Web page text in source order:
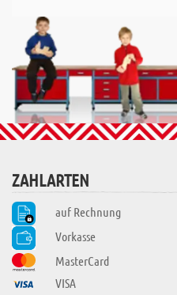
ZAHLARTEN
auf Rechnung
Vorkasse
MasterCard
VISA